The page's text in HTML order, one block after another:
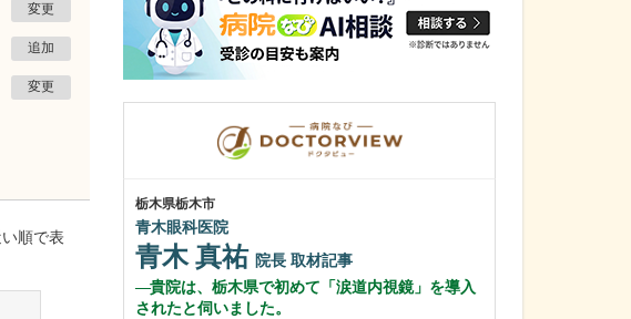
変更
追加
変更
順で表
とを教えて
栃木県栃木市
青木眼科医院
青木 真祐 院長 取材記事
貴院は、栃木県で初めて「涙道内視鏡」を導入
されたと伺いました。